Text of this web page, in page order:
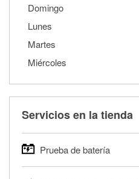
Domingo
Lunes
Martes
Miércoles
Servicios en la tienda
Prueba de batería